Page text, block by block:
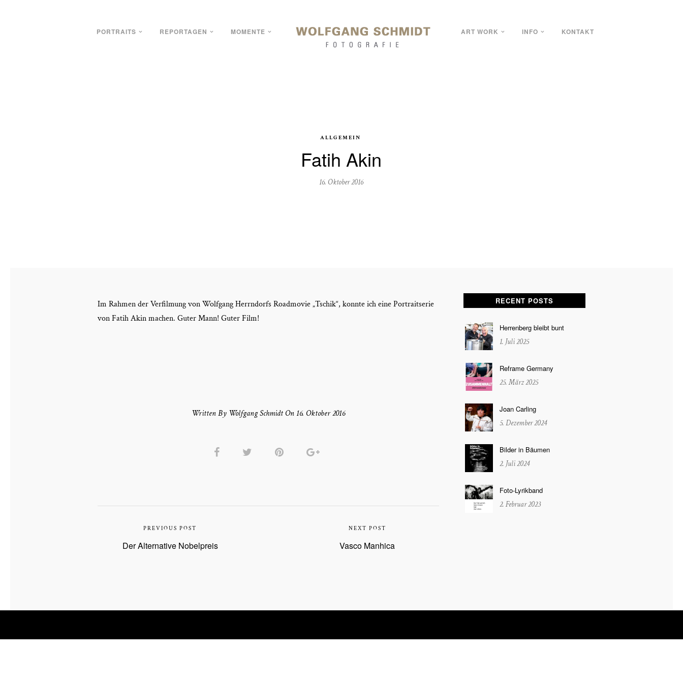
PORTRAITS REPORTAGEN MOMENTE ART WORK INFO KONTAKT
ALLGEMEIN
Fatih Akin
16. Oktober 2016
Im Rahmen der Verfilmung von Wolfgang Herrndorfs Roadmovie „Tschik“, konnte ich eine Portraitserie
von Fatih Akin machen. Guter Mann! Guter Film!
Written By Wolfgang Schmidt On 16. Oktober 2016
PREVIOUS POST
Der Alternative Nobelpreis
NEXT POST
Vasco Manhica
RECENT POSTS
Herrenberg bleibt bunt
1. Juli 2025
Reframe Germany
25. März 2025
Joan Carling
5. Dezember 2024
Bilder in Bäumen
2. Juli 2024
Foto-Lyrikband
2. Februar 2023